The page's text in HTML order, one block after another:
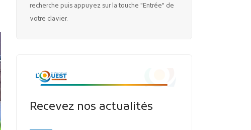
recherche puis appuyez sur la touche "Entrée" de
votre clavier.
Recevez nos actualités